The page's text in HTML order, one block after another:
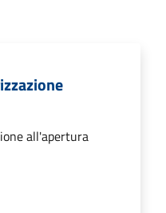
all'apertura